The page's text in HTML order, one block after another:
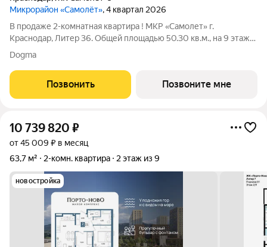
Микрорайон «Самолёт», 4 квартал 2026
В продаже 2-комнатная квартира ! МКР «Самолет» г.
Краснодар, Литер 36. Общей площадью 50.30 кв.м., на 9 этаже.
"САМОЛЁТ" - концептуальный жилой микрорайон, который
расположен на северо-западе Краснодара, в районе Западного
Обхода. Микрорайон
Dogma
Позвонить Позвоните мне
10 739 820 ₽
от 45 009 ₽ в месяц
63,7 м²
2-комн. квартира 2 этаж из 9
новостройка